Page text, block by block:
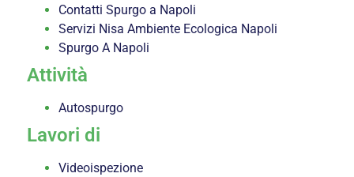
Contatti Spurgo a Napoli
Servizi Nisa Ambiente Ecologica Napoli
Spurgo A Napoli
Attività
Autospurgo
Lavori di
Videoispezione